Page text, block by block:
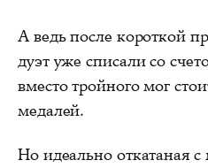
А ведь после короткой
дуэт уже списали со
вместо тройного мог
медалей.
Но идеально откатаная